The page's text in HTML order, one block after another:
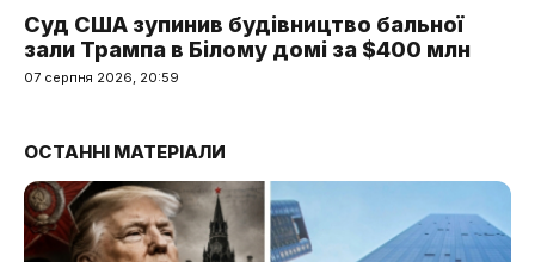
Суд США зупинив будівництво бальної
зали Трампа в Білому домі за $400 млн
07 серпня 2026, 20:59
ОСТАННІ МАТЕРІАЛИ